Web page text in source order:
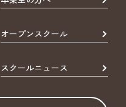
オープンスクール
スクールニュース